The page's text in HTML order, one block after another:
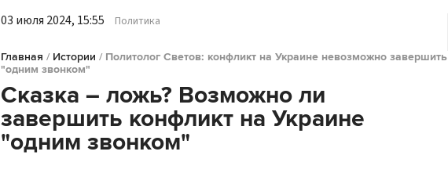
03 июля 2024, 15:55 Политика
Главная / Истории / Политолог Светов: конфликт на Украине невозможно завершить
"одним звонком"
Сказка – ложь? Возможно ли
завершить конфликт на Украине
"одним звонком"